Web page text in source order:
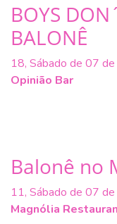
BOYS
BALONÊ
18, Sábado de 07
Opinião Bar
Balonê no
11, Sábado de 07
Magnólia